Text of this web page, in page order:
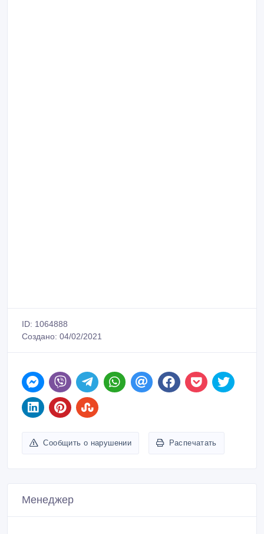
ID: 1064888
Создано: 04/02/2021
Сообщить о нарушении Распечатать
Менеджер